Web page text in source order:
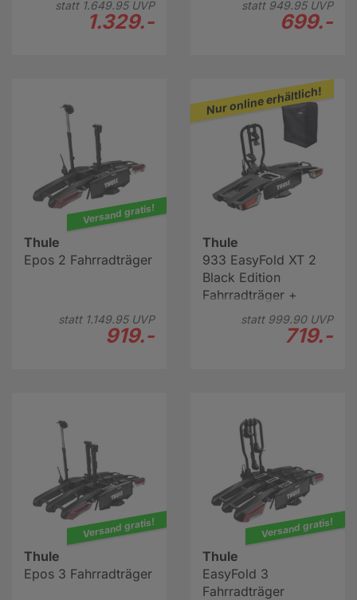
statt 1.649.95UVP
1.329.-
statt 949.95UVP
699.-
Versand gratis!
Thule
Epos 2 Fahrradträger
statt 1.149.95UVP
919.-
Nur online erhältlich!
Thule
933 EasyFold XT 2
Black Edition
Fahrradträger +
Transporttasche
statt 999.90UVP
719.-
Versand gratis!
Thule
Epos 3 Fahrradträger
Versand gratis!
Thule
EasyFold 3
Fahrradträger